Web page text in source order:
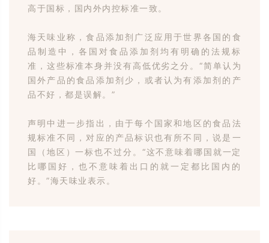
高于国标，国内外内控标准一致。
海天味业称，食品添加剂广泛应用于世界各国的食
品制造中，各国对食品添加剂均有明确的法规标
准，这些标准本身并没有高低优劣之分。“简单认为
国外产品的食品添加剂少，或者认为有添加剂的产
品不好，都是误解。”
声明中进一步指出，由于每个国家和地区的食品法
规标准不同，对应的产品标识也有所不同，说是一
国（地区）一标也不过分。“这不意味着哪国就一定
比哪国好，也不意味着出口的就一定都比国内的
好。”海天味业表示。